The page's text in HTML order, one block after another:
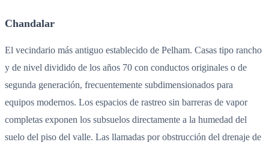
Chandalar
El vecindario más antiguo establecido de Pelham. Casas tipo rancho
y de nivel dividido de los años 70 con conductos originales o de
segunda generación, frecuentemente subdimensionados para
equipos modernos. Los espacios de rastreo sin barreras de vapor
completas exponen los subsuelos directamente a la humedad del
suelo del piso del valle. Las llamadas por obstrucción del drenaje de